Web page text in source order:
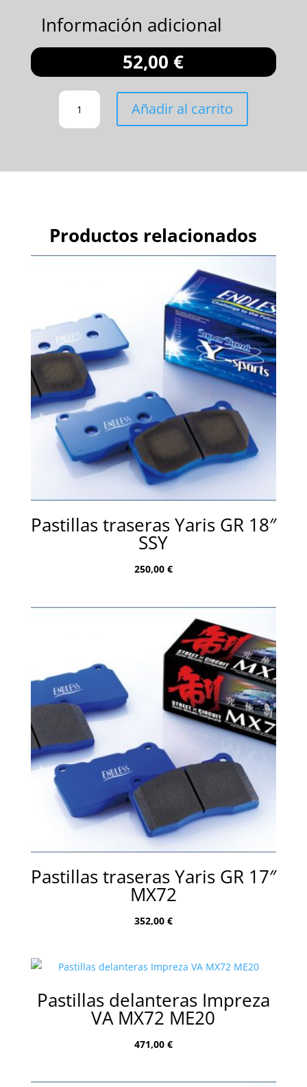
Información adicional
52,00€
LÍQUIDO
FRENOS
Añadir al carrito
Productos relacionados
Pastillas traseras Yaris GR 18″
SSY
250,00 €
Pastillas traseras Yaris GR 17″
MX72
352,00 €
Pastillas delanteras Impreza
VA MX72 ME20
471,00 €